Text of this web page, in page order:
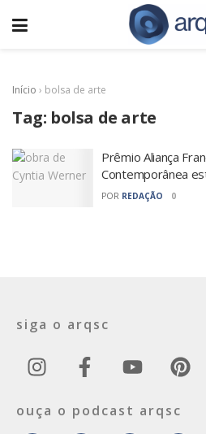
Início › bolsa de arte
Tag: bolsa de arte
Prêmio Aliança
Contemporânea
POR REDAÇÃO 0
siga o arqsc
ouça o podcast arqsc